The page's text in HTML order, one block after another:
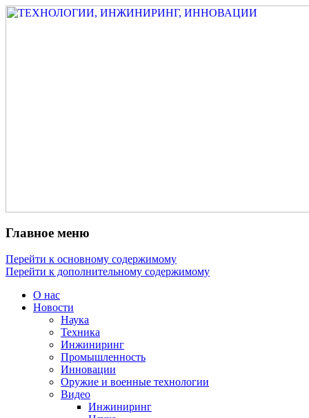
Главное меню
Перейти к основному содержимому
Перейти к дополнительному содержимому
О нас
Новости
Наука
Техника
Инжиниринг
Промышленность
Инновации
Оружие и военные технологии
Видео
Инжиниринг